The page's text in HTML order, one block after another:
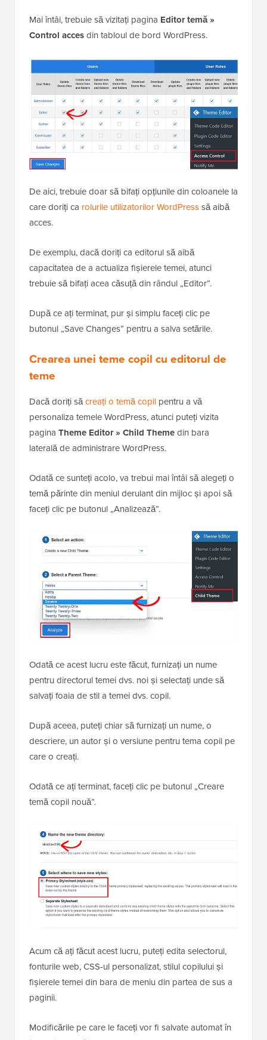
Mai întâi, trebuie să vizitați pagina Editor temă »
Control accesdin tabloul de bord WordPress.
De aici, trebuie doar să bifați opțiunile din coloanele la
care doriți ca rolurile utilizatorilor WordPresssă aibă
acces.
De exemplu, dacă doriți ca editorul să aibă
capacitatea de a actualiza fișierele temei, atunci
trebuie să bifați acea căsuță din rândul „Editor”.
După ce ați terminat, pur și simplu faceți clic pe
butonul „Save Changes” pentru a salva setările.
Crearea unei teme copil cu editorul de
teme
Dacă doriți săcreați o temă copil pentru a vă
personaliza temele WordPress, atunci puteți vizita
pagina Theme Editor » Child Themedin bara
laterală de administrare WordPress.
Odată ce sunteți acolo, va trebui mai întâi să alegeți o
temă părinte din meniul derulant din mijloc și apoi să
faceți clic pe butonul „Analizează”.
Odată ce acest lucru este făcut, furnizați un nume
pentru directorul temei dvs. noi și selectați unde să
salvați foaia de stil a temei dvs. copil.
După aceea, puteți chiar să furnizați un nume, o
descriere, un autor și o versiune pentru tema copil pe
care o creați.
Odată ce ați terminat, faceți clic pe butonul „Creare
temă copil nouă”.
Acum că ați făcut acest lucru, puteți edita selectorul,
fonturile web, CSS-ul personalizat, stilul copilului și
fișierele temei din bara de meniu din partea de sus a
paginii.
Modificările pe care le faceți vor fi salvate automat în